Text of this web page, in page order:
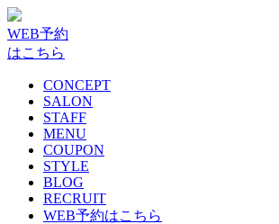
WEB予約
はこちら
CONCEPT
SALON
STAFF
MENU
COUPON
STYLE
BLOG
RECRUIT
WEB予約はこちら